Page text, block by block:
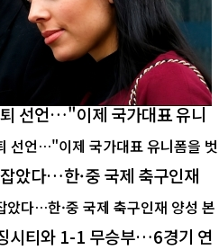
선언…"이제 국가대표 유니
았다…한·중 국제 축구인재
시티와 1-1 무승부…6경기 연